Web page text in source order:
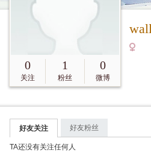
0
关注
1
粉丝
0
微博
好友关注 好友粉丝
TA还没有关注任何人